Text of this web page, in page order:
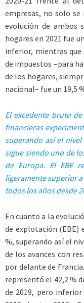
empresas, no solo
evolución de ambos
hogares en 2021 fue
inferior, mientras
de impuestos –para
de los hogares,
nacional– fue un 19,5
El excedente bruto
financieras
superando así el
sigue siendo uno de
de Europa. El EBE
ligeramente superior
todos los años desde
En cuanto a la
de explotación (EBE)
%, superando así el
de los avances con
por delante de
representó el 42,2 %
de 2019, pero